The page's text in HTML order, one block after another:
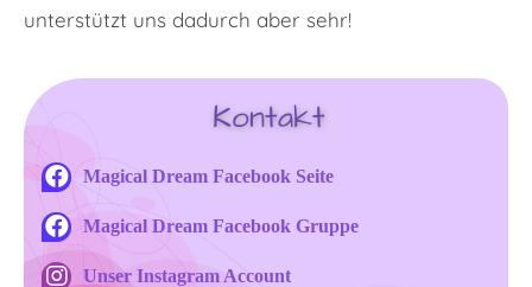
unterstützt uns dadurch aber sehr!
Kontakt
Magical Dream Facebook Seite
Magical Dream Facebook Gruppe
Unser Instagram Account